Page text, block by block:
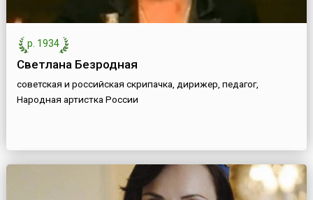
р. 1934
Светлана Безродная
советская и российская скрипачка, дирижер, педагог,
Народная артистка России